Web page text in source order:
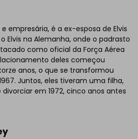
e usar este modelo.
ser aberto no EdrawMind.
o EdrawMind, baixe o
EdrawMind
graça
abaixo.
experimentar o
EdrawMind Online
graça
e empresária, é a ex-esposa de Elvis
Elvis na Alemanha, onde o padrasto
como oficial da Força Aérea
deles começou
anos, o que se transformou
Juntos, eles tiveram uma filha,
divorciar em 1972, cinco anos antes